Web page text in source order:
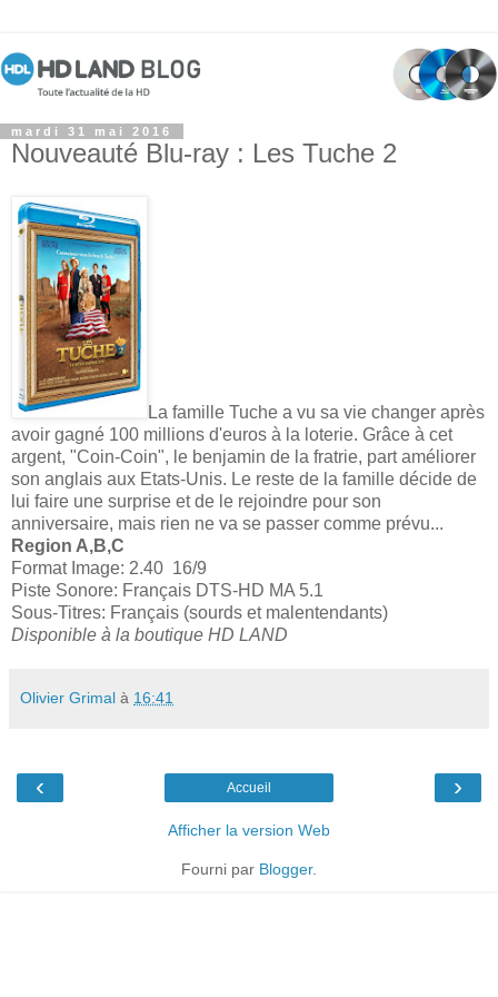
mardi 31 mai 2016
Nouveauté Blu-ray : Les Tuche 2
La famille Tuche a vu sa vie changer après
avoir gagné 100 millions d'euros à la loterie. Grâce à cet
argent, "Coin-Coin", le benjamin de la fratrie, part améliorer
son anglais aux Etats-Unis. Le reste de la famille décide de
lui faire une surprise et de le rejoindre pour son
anniversaire, mais rien ne va se passer comme prévu...
Region A,B,C
Format Image: 2.40 16/9
Piste Sonore: Français DTS-HD MA 5.1
Sous-Titres: Français (sourds et malentendants)
Disponible à la boutique HD LAND
Olivier Grimal à 16:41
‹ ›
Accueil
Afficher la version Web
Fourni par Blogger.